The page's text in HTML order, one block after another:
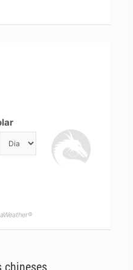
chineses